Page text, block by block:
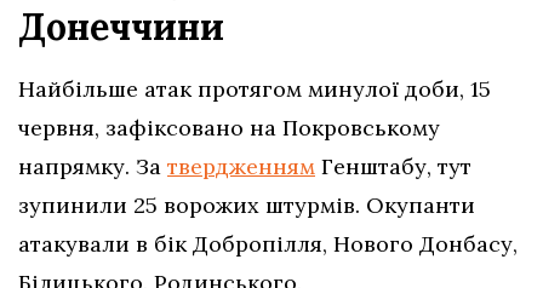
Донеччини
Найбільше атак протягом минулої доби, 15
червня, зафіксовано на Покровському
напрямку. За твердженням Генштабу, тут
зупинили 25 ворожих штурмів. Окупанти
атакували в бік Добропілля, Нового Донбасу,